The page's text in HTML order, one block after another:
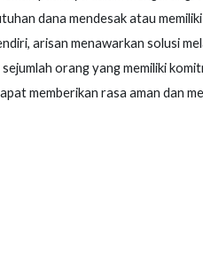
dana mendesak atau
arisan menawarkan solusi
orang yang memiliki
memberikan rasa aman dan